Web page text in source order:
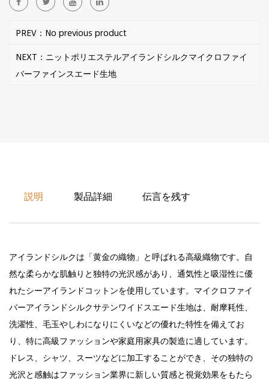
PREV：No previous product
NEXT：ニットポリエステルアイランドシルクマイクロファイ
バーファインスエード生地
説明 製品詳細 伝言を残す
アイランドシルクは「黄金の織物」と呼ばれる高級織物です。自
然な柔らかな肌触りと独特の光沢感があり、通気性と吸湿性に優
れたシーアイランドコットンを使用しています。マイクロファイ
バーアイランドシルクサテンワイドスエード生地は、耐摩耗性、
洗濯性、毛玉やしわになりにくいなどの優れた特性を備えてお
り、特に高級ファッションや家庭用家具の製造に適しています。
ドレス、シャツ、スーツなどに加工することができ、その独特の
光沢と感触はファッション業界に新しい質感と視覚効果をもたら